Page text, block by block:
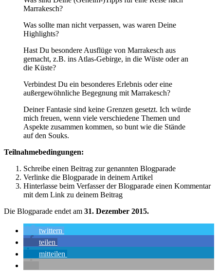
Marrakesch?
Was sollte man nicht verpassen, was waren Deine
Highlights?
Hast Du besondere Ausflüge von Marrakesch aus
gemacht, z.B. ins Atlas-Gebirge, in die Wüste oder an
die Küste?
Verbindest Du ein besonderes Erlebnis oder eine
außergewöhnliche Begegnung mit Marrakesch?
Deiner Fantasie sind keine Grenzen gesetzt. Ich würde
mich freuen, wenn viele verschiedene Themen und
Aspekte zusammen kommen, so bunt wie die Stände
auf den Souks.
Teilnahmebedingungen:
Schreibe einen Beitrag zur genannten Blogparade
Verlinke die Blogparade in deinem Artikel
Hinterlasse beim Verfasser der Blogparade einen Kommentar
mit dem Link zu deinem Beitrag
Die Blogparade endet am 31. Dezember 2015.
twittern
teilen
mitteilen